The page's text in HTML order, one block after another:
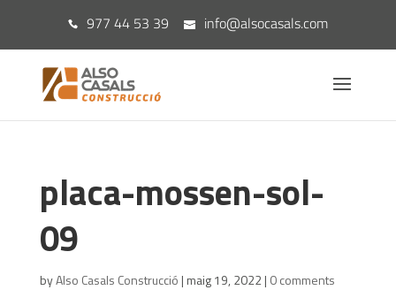
977 44 53 39 info@alsocasals.com
placa-mossen-sol-
09
byAlso Casals Construcció | maig 19, 2022| 0 comments